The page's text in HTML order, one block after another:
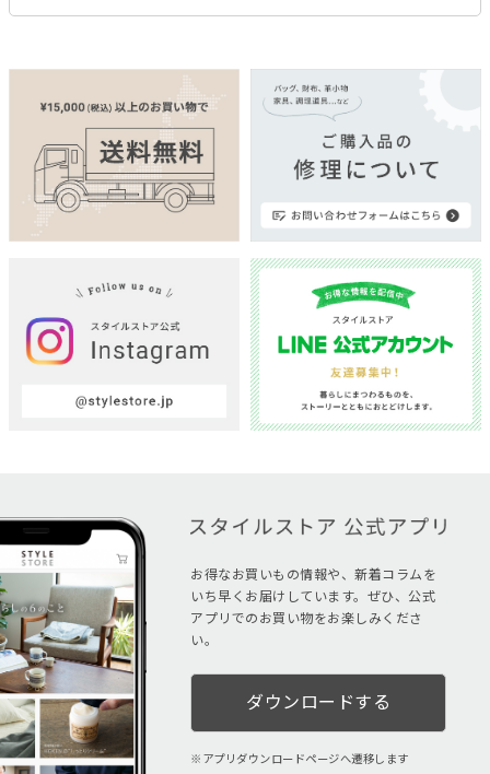
お得なお買いもの情報や、新着コラムを
いち早くお届けしています。ぜひ、公式
アプリでのお買い物をお楽しみくださ
い。
ダウンロードする
アプリダウンロードページへ遷移します